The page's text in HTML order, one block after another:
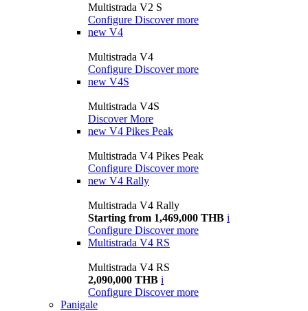
Multistrada V2 S
Configure Discover more
new V4
Multistrada V4
Configure Discover more
new V4S
Multistrada V4S
Discover More
new V4 Pikes Peak
Multistrada V4 Pikes Peak
Configure Discover more
new V4 Rally
Multistrada V4 Rally
Starting from 1,469,000 THB i
Configure Discover more
Multistrada V4 RS
Multistrada V4 RS
2,090,000 THB i
Configure Discover more
Panigale